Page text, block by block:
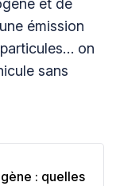
et de
émission
on
sans
: quelles